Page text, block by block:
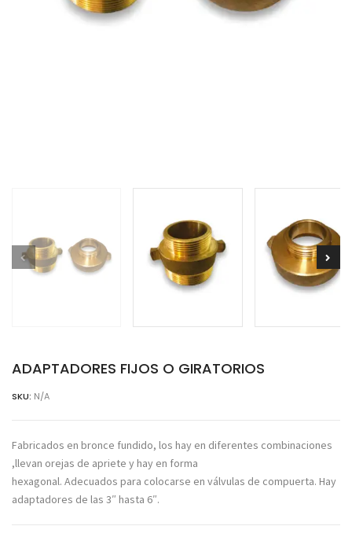
ADAPTADORES FIJOS O GIRATORIOS
SKU: N/A
Fabricados en bronce fundido, los hay en diferentes combinaciones
,llevan orejas de apriete y hay en forma
hexagonal. Adecuados para colocarse en válvulas de compuerta. Hay
adaptadores de las 3″ hasta 6″.